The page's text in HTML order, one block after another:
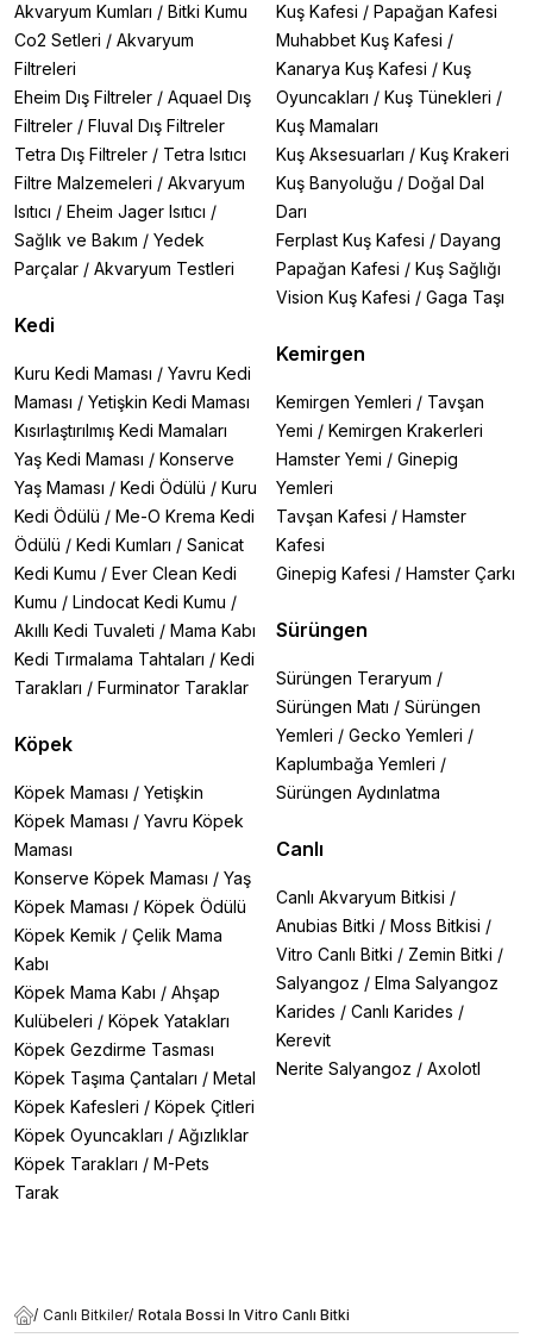
Akvaryum Kumları / Bitki Kumu
Co2 Setleri / Akvaryum
Filtreleri
Eheim Dış Filtreler / Aquael Dış
Filtreler / Fluval Dış Filtreler
Tetra Dış Filtreler / Tetra Isıtıcı
Filtre Malzemeleri / Akvaryum
Isıtıcı / Eheim Jager Isıtıcı /
Sağlık ve Bakım / Yedek
Parçalar / Akvaryum Testleri
Kedi
Kuru Kedi Maması / Yavru Kedi
Maması / Yetişkin Kedi Maması
Kısırlaştırılmış Kedi Mamaları
Yaş Kedi Maması / Konserve
Yaş Maması / Kedi Ödülü / Kuru
Kedi Ödülü / Me-O Krema Kedi
Ödülü / Kedi Kumları / Sanicat
Kedi Kumu / Ever Clean Kedi
Kumu / Lindocat Kedi Kumu /
Akıllı Kedi Tuvaleti / Mama Kabı
Kedi Tırmalama Tahtaları / Kedi
Tarakları / Furminator Taraklar
Köpek
Köpek Maması / Yetişkin
Köpek Maması / Yavru Köpek
Maması
Konserve Köpek Maması / Yaş
Köpek Maması / Köpek Ödülü
Köpek Kemik / Çelik Mama
Kabı
Köpek Mama Kabı / Ahşap
Kulübeleri / Köpek Yatakları
Köpek Gezdirme Tasması
Köpek Taşıma Çantaları / Metal
Köpek Kafesleri / Köpek Çitleri
Köpek Oyuncakları / Ağızlıklar
Köpek Tarakları / M-Pets
Tarak
Kuş Kafesi / Papağan Kafesi
Muhabbet Kuş Kafesi /
Kanarya Kuş Kafesi / Kuş
Oyuncakları / Kuş Tünekleri /
Kuş Mamaları
Kuş Aksesuarları / Kuş Krakeri
Kuş Banyoluğu / Doğal Dal
Darı
Ferplast Kuş Kafesi / Dayang
Papağan Kafesi / Kuş Sağlığı
Vision Kuş Kafesi / Gaga Taşı
Kemirgen
Kemirgen Yemleri / Tavşan
Yemi / Kemirgen Krakerleri
Hamster Yemi / Ginepig
Yemleri
Tavşan Kafesi / Hamster
Kafesi
Ginepig Kafesi / Hamster Çarkı
Sürüngen
Sürüngen Teraryum /
Sürüngen Matı / Sürüngen
Yemleri / Gecko Yemleri /
Kaplumbağa Yemleri /
Sürüngen Aydınlatma
Canlı
Canlı Akvaryum Bitkisi /
Anubias Bitki / Moss Bitkisi /
Vitro Canlı Bitki / Zemin Bitki /
Salyangoz / Elma Salyangoz
Karides / Canlı Karides /
Kerevit
Nerite Salyangoz / Axolotl
/ Canlı Bitkiler/ Rotala Bossi In Vitro Canlı Bitki